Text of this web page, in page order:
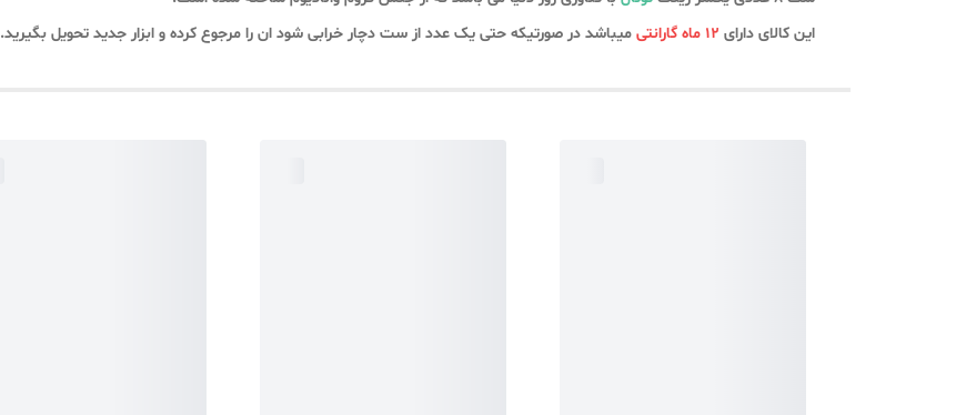
این کالای دارای 12 ماه گارانتی میباشد در صورتیکه حتی یک عدد از ست دچار خرابی شود ان را مرجوع کرده و ابزار جدید تحویل بگیرید.